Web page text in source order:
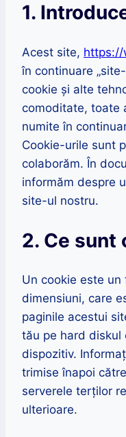
1.
Acest site, https://
în continuare
cookie și alte
comoditate, toate
numite în
Cookie-urile sunt
colaborăm. În
informăm despre
site-ul nostru.
2. Ce sunt
Un cookie este
dimensiuni, care
paginile acestui
tău pe hard diskul
dispozitiv.
trimise înapoi
serverele terților
ulterioare.